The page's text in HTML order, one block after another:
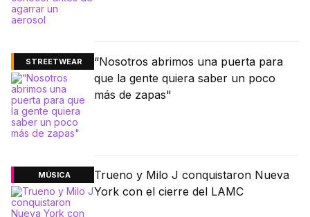
STREETWEAR
“Nosotros abrimos una puerta para
que la gente quiera saber un poco
más de zapas"
MÚSICA
Trueno y Milo J conquistaron Nueva
York con el cierre del LAMC